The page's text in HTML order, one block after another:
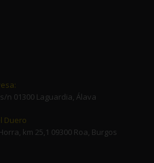
n 01300 Laguardia, Álava
Duero
km 25,1 09300 Roa, Burgos